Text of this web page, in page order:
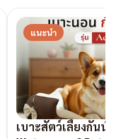
แนะนำ
เบาะสัตว์เลี้ยงกันน้